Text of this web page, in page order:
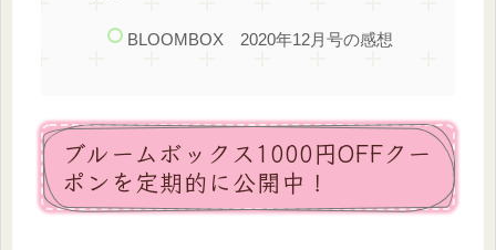
BLOOMBOX 2020年12月号の感想
ブルームボックス1000円OFFクー
ポンを定期的に公開中！